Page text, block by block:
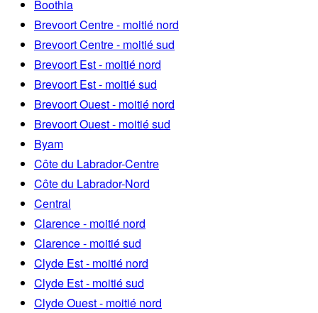
Boothia
Brevoort Centre - moitié nord
Brevoort Centre - moitié sud
Brevoort Est - moitié nord
Brevoort Est - moitié sud
Brevoort Ouest - moitié nord
Brevoort Ouest - moitié sud
Byam
Côte du Labrador-Centre
Côte du Labrador-Nord
Central
Clarence - moitié nord
Clarence - moitié sud
Clyde Est - moitié nord
Clyde Est - moitié sud
Clyde Ouest - moitié nord